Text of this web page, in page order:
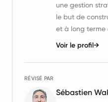
une gestion
le but de
et à long terme
Voir le profil→
RÉVISÉ PAR
Sébastien